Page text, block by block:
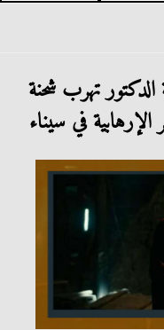
عصابة الدكتور تهرب شحنة
في سيناء